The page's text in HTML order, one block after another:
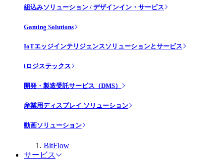
組込みソリューション / デザインイン・サービス
Gaming Solutions
IoTエッジインテリジェンスソリューションとサービス
iロジステックス
開発・製造受託サービス（DMS）
産業用ディスプレイ ソリューション
動画ソリューション
BitFlow
サービス